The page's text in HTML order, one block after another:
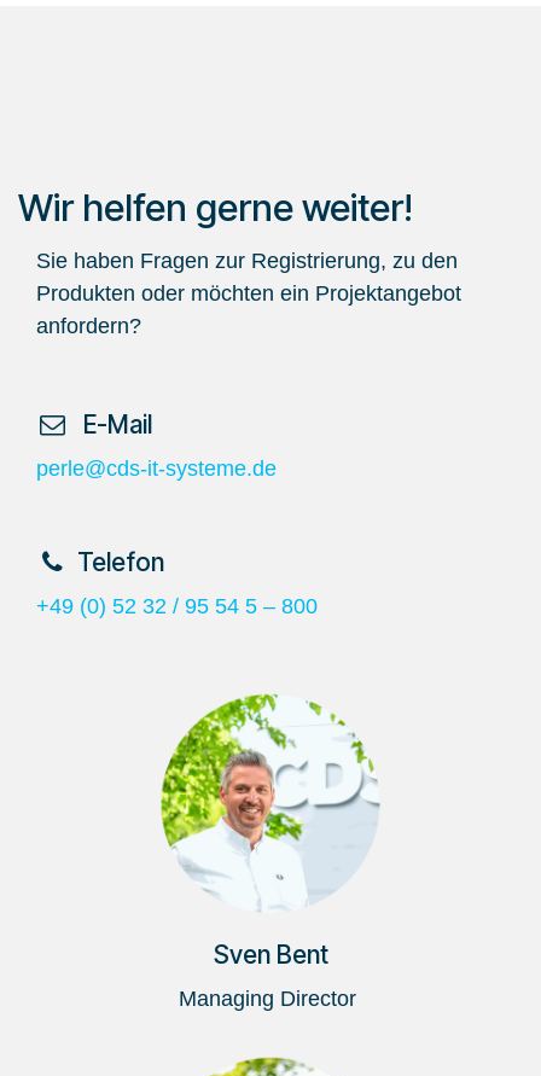
Wir helfen gerne weiter!
Sie haben Fragen zur Registrierung, zu den
Produkten oder möchten ein Projektangebot
anfordern?
​ E-Mail
perle@cds-it-systeme.de
​Telefon
+49 (0) 52 32 / 95 54 5 – 800
Sven Bent
Managing Director